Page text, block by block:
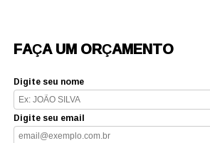
FAÇA UM ORÇAMENTO
Digite seu nome
Digite seu email